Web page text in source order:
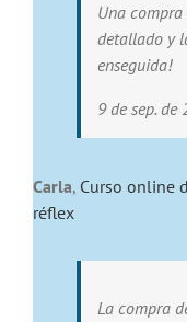
Una
detallado y
enseguida!
9 de sep. de
Carla, Curso online
réflex
La compra